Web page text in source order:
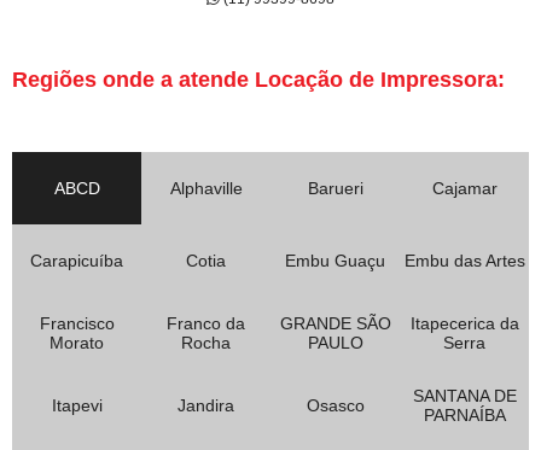
Regiões onde a atende Locação de Impressora:
ABCD Alphaville Barueri Cajamar
Carapicuíba Cotia Embu Guaçu Embu das Artes
Francisco
Morato
Franco da
Rocha
GRANDE SÃO
PAULO
Itapecerica da
Serra
Itapevi Jandira Osasco
SANTANA DE
PARNAÍBA